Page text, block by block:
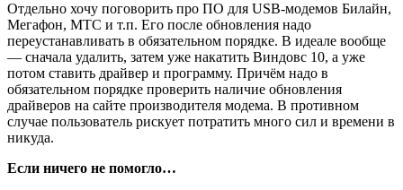
Отдельно хочу поговорить про ПО для USB-модемов Билайн,
Мегафон, МТС и т.п. Его после обновления надо
переустанавливать в обязательном порядке. В идеале вообще
— сначала удалить, затем уже накатить Виндовс 10, а уже
потом ставить драйвер и программу. Причём надо в
обязательном порядке проверить наличие обновления
драйверов на сайте производителя модема. В противном
случае пользователь рискует потратить много сил и времени в
никуда.
Если ничего не помогло…